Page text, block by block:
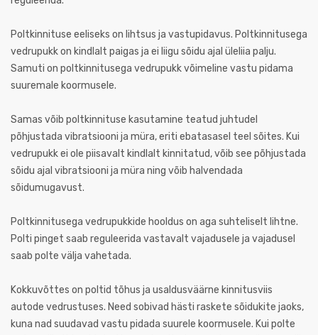
Poltkinnituse eeliseks on lihtsus ja vastupidavus. Poltkinnitusega
vedrupukk on kindlalt paigas ja ei liigu sõidu ajal üleliia palju.
Samuti on poltkinnitusega vedrupukk võimeline vastu pidama
suuremale koormusele.
Samas võib poltkinnituse kasutamine teatud juhtudel
põhjustada vibratsiooni ja müra, eriti ebatasasel teel sõites. Kui
vedrupukk ei ole piisavalt kindlalt kinnitatud, võib see põhjustada
sõidu ajal vibratsiooni ja müra ning võib halvendada
sõidumugavust.
Poltkinnitusega vedrupukkide hooldus on aga suhteliselt lihtne.
Polti pinget saab reguleerida vastavalt vajadusele ja vajadusel
saab polte välja vahetada.
Kokkuvõttes on poltid tõhus ja usaldusväärne kinnitusviis
autode vedrustuses. Need sobivad hästi raskete sõidukite jaoks,
kuna nad suudavad vastu pidada suurele koormusele. Kui polte